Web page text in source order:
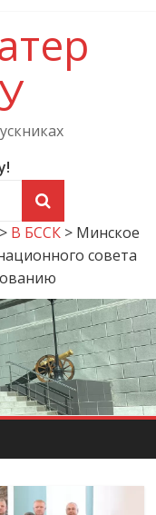
> В БССК> Минское
совета